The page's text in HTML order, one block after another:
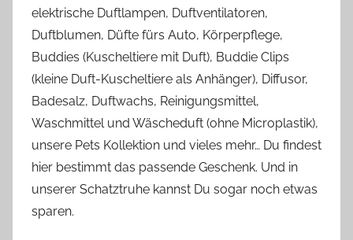
elektrische Duftlampen, Duftventilatoren,
Duftblumen, Düfte fürs Auto, Körperpflege,
Buddies (Kuscheltiere mit Duft), Buddie Clips
(kleine Duft-Kuscheltiere als Anhänger), Diffusor,
Badesalz, Duftwachs, Reinigungsmittel,
Waschmittel und Wäscheduft (ohne Microplastik),
unsere Pets Kollektion und vieles mehr… Du findest
hier bestimmt das passende Geschenk. Und in
unserer Schatztruhe kannst Du sogar noch etwas
sparen.